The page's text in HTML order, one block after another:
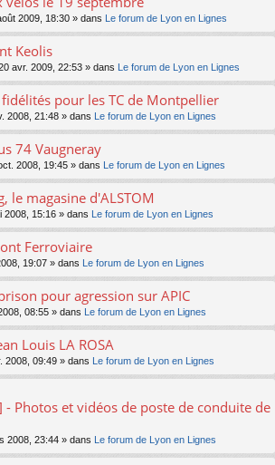
2009, 18:30 » dans Le forum de Lyon en Lignes
Keolis
avr. 2009, 22:53 » dans Le forum de Lyon en Lignes
pour les TC de Montpellier
2008, 21:48 » dans Le forum de Lyon en Lignes
74 Vaugneray
2008, 19:45 » dans Le forum de Lyon en Lignes
le magasine d'ALSTOM
2008, 15:16 » dans Le forum de Lyon en Lignes
Ferroviaire
19:07 » dans Le forum de Lyon en Lignes
pour agression sur APIC
08:55 » dans Le forum de Lyon en Lignes
Louis LA ROSA
2008, 09:49 » dans Le forum de Lyon en Lignes
- Photos et vidéos de poste de conduite de
2008, 23:44 » dans Le forum de Lyon en Lignes